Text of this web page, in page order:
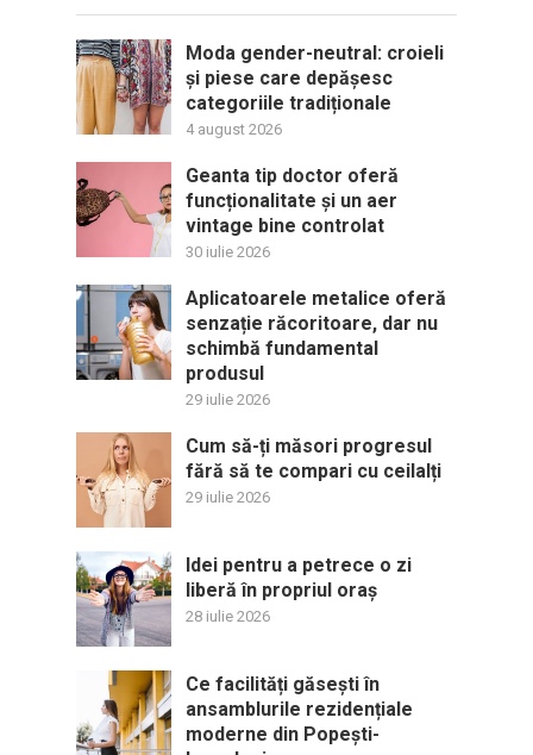
Moda gender-neutral: croieli
și piese care depășesc
categoriile tradiționale
4 august 2026
Geanta tip doctor oferă
funcționalitate și un aer
vintage bine controlat
30 iulie 2026
Aplicatoarele metalice oferă
senzație răcoritoare, dar nu
schimbă fundamental
produsul
29 iulie 2026
Cum să-ți măsori progresul
fără să te compari cu ceilalți
29 iulie 2026
Idei pentru a petrece o zi
liberă în propriul oraș
28 iulie 2026
Ce facilități găsești în
ansamblurile rezidențiale
moderne din Popești-